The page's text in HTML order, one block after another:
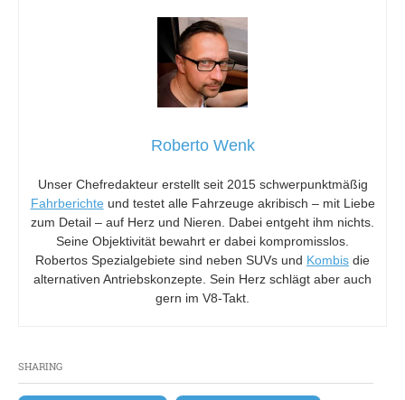
SHARING
Roberto Wenk
Unser Chefredakteur erstellt seit 2015 schwerpunktmäßig
Fahrberichte und testet alle Fahrzeuge akribisch – mit Liebe
zum Detail – auf Herz und Nieren. Dabei entgeht ihm nichts.
Seine Objektivität bewahrt er dabei kompromisslos.
Robertos Spezialgebiete sind neben SUVs und Kombis die
alternativen Antriebskonzepte. Sein Herz schlägt aber auch
gern im V8-Takt.